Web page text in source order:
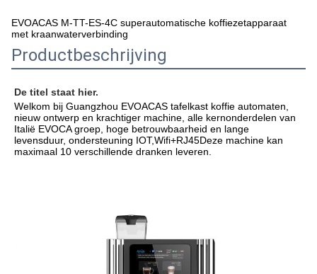
EVOACAS M-TT-ES-4C superautomatische koffiezetapparaat
met kraanwaterverbinding
Productbeschrijving
De titel staat hier.
Welkom bij Guangzhou EVOACAS tafelkast koffie automaten,
nieuw ontwerp en krachtiger machine, alle kernonderdelen van
Italië EVOCA groep, hoge betrouwbaarheid en lange
levensduur, ondersteuning IOT,Wifi+RJ45Deze machine kan
maximaal 10 verschillende dranken leveren.